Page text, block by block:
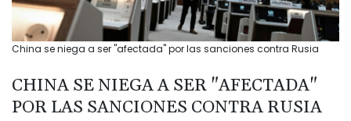
China se niega a ser "afectada" por las sanciones contra Rusia
CHINA SE NIEGA A SER "AFECTADA"
POR LAS SANCIONES CONTRA RUSIA